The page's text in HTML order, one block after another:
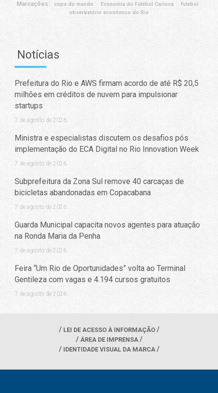
Marcações: copa do mundo Economia do Futebol Carioca
futebol
observatório econômico do Rio
Notícias
Prefeitura do Rio e AWS firmam acordo de até R$ 20,5
milhões em créditos de nuvem para impulsionar
startups
7 de agosto de 2026
Ministra e especialistas discutem os desafios pós
implementação do ECA Digital no Rio Innovation Week
7 de agosto de 2026
Subprefeitura da Zona Sul remove 40 carcaças de
bicicletas abandonadas em Copacabana
7 de agosto de 2026
Guarda Municipal capacita novos agentes para atuação
na Ronda Maria da Penha
7 de agosto de 2026
Feira “Um Rio de Oportunidades” volta ao Terminal
Gentileza com vagas e 4.194 cursos gratuitos
7 de agosto de 2026
LEI DE ACESSO À INFORMAÇÃO
ÁREA DE IMPRENSA
IDENTIDADE VISUAL DA MARCA